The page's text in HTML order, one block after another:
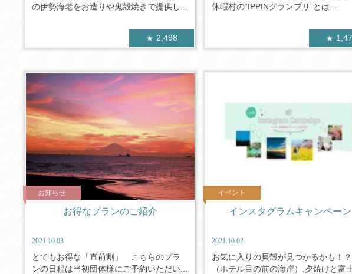
の伊勢海老をお造りや鬼殻焼きで提供し...
2,498
休暇村の“IPPINグランプリ”とは...
お知らせ
お得なプランのご紹介
2021.10.03
とてもお得な「直前割」 こちらのプラ
ンの日程は当初団体様にご予約いただい...
イベント
インスタグラムキャンペーン
2021.10.02
お気に入りの貝殻が見つかるかも！？
（ホテル目の前の海岸）,夕焼けと富